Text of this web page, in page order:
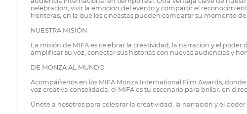
celebración, vivir la emoción del evento y compartir el
fronteras, en la que los cineastas pueden compartir su momento
NUESTRA MISIÓN
La misión de MIFA es celebrar la creatividad, la narración y el
amplificar su voz, conectar sus historias con nuevas audiencias y
DE MONZA AL MUNDO
Acompáñenos en los MIFA Monza International Film Awards,
voz creativa consolidada, el MIFA es tu escenario para brillar: en
Únete a nosotros para celebrar la creatividad, la narración y el